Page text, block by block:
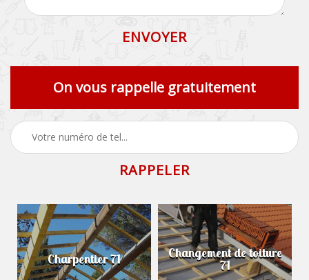
On vous rappelle gratuitement
Charpentier 71 Changement de toiture
71